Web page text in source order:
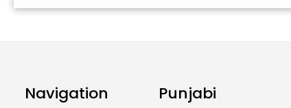
Navigation Punjabi